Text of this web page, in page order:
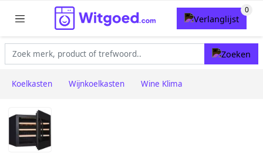
Koelkasten Wijnkoelkasten Wine Klima